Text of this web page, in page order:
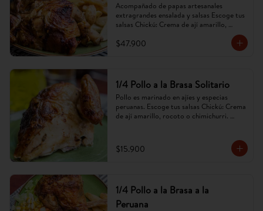
Acompañado de papas artesanales
extragrandes ensalada y salsas Escoge tus
salsas Chickú: Crema de ají amarillo,
rocoto o chimichurri. (Imagen referencial,
puede cambiar).
$47.900
1/4 Pollo a la Brasa Solitario
Pollo es marinado en ajíes y especias
peruanas. Escoge tus salsas Chickú: Crema
de ají amarillo, rocoto o chimichurri.
$15.900
1/4 Pollo a la Brasa a la
Peruana